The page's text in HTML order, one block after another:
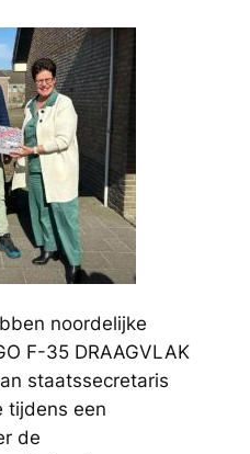
noordelijke
F-35 DRAAGVLAK
staatssecretaris
tijdens een
de